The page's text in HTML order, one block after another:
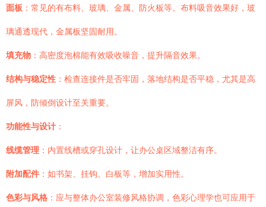
面板 ：常见的有布料、玻璃、金属、防火板等。布料吸音效果好，玻
璃通透现代，金属板坚固耐用。
填充物 ：高密度泡棉能有效吸收噪音，提升隔音效果。
结构与稳定性 ：检查连接件是否牢固，落地结构是否平稳，尤其是高
屏风，防倾倒设计至关重要。
功能性与设计 ：
线缆管理 ：内置线槽或穿孔设计，让办公桌区域整洁有序。
附加配件 ：如书架、挂钩、白板等，增加实用性。
色彩与风格 ：应与整体办公室装修风格协调，色彩心理学也可应用于